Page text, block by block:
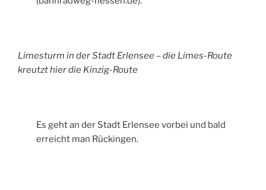
Limesturm in der Stadt Erlensee – die Limes-Route
kreutzt hier die Kinzig-Route
Es geht an der Stadt Erlensee vorbei und bald
erreicht man Rückingen.